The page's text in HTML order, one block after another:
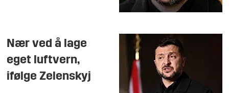
Nær ved å lage
eget luftvern,
ifølge Zelenskyj